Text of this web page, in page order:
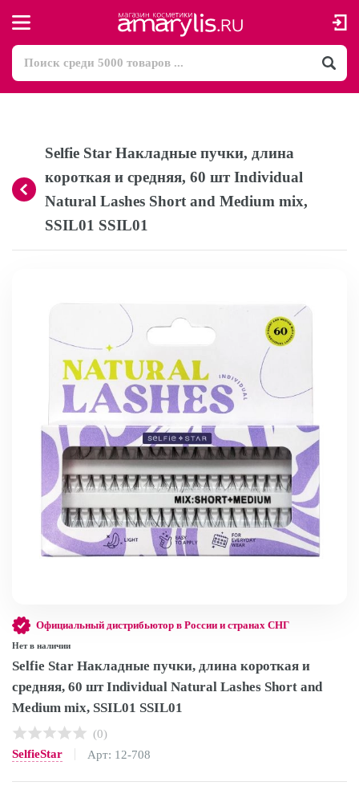
Selfie Star Накладные пучки, длина
короткая и средняя, 60 шт Individual
Natural Lashes Short and Medium mix,
SSIL01 SSIL01
Официальный дистрибьютор в России и странах СНГ
Нет в наличии
Selfie Star Накладные пучки, длина короткая и
средняя, 60 шт Individual Natural Lashes Short and
Medium mix, SSIL01 SSIL01
(0)
SelfieStar
Арт: 12-708